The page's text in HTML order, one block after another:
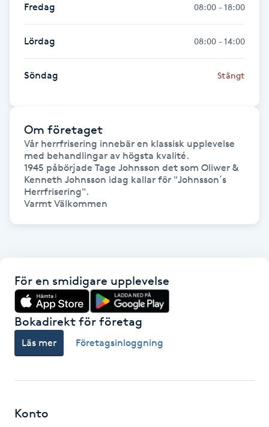
Huduppstramning
Hyaluronsyra
Hyperhidros
Hypnos
Hårbottenbehandling
Hårförlängning
Hårvård
Hälsprickor
Fredag 08:00 - 18:00
Lördag 08:00 - 14:00
Söndag Stängt
Om företaget
Vår herrfrisering innebär en klassisk upplevelse
med behandlingar av högsta kvalité.
1945 påbörjade Tage Johnsson det som Oliwer &
Kenneth Johnsson idag kallar för "Johnsson´s
Herrfrisering".
Varmt Välkommen
För en smidigare upplevelse
Bokadirekt för företag
Läs mer Företagsinloggning
Konto